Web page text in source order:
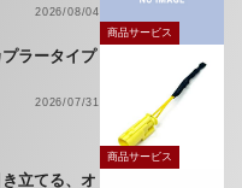
2026/08/04
商品サービス
ラータイプ
2026/07/31
商品サービス
立てる、オ